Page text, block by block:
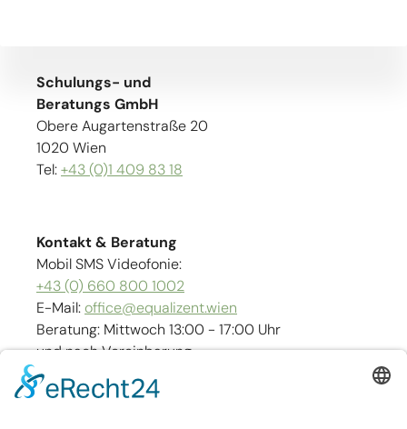
Schulungs- und
Beratungs GmbH
Obere Augartenstraße 20
1020 Wien
Tel:+43 (0)1 409 83 18
Kontakt & Beratung
Mobil SMS Videofonie:
+43 (0) 660 800 1002
E-Mail:office@equalizent.wien
Beratung: Mittwoch 13:00 - 17:00 Uhr
und nach Vereinbarung